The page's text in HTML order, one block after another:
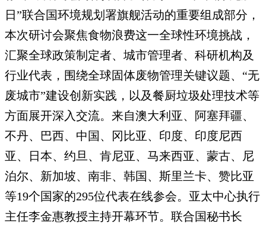
日”联合国环境规划署旗舰活动的重要组成部分，
本次研讨会聚焦食物浪费这一全球性环境挑战，
汇聚全球政策制定者、城市管理者、科研机构及
行业代表，围绕全球固体废物管理关键议题、“无
废城市”建设创新实践，以及餐厨垃圾处理技术等
方面展开深入交流。来自澳大利亚、阿塞拜疆、
不丹、巴西、中国、冈比亚、印度、印度尼西
亚、日本、约旦、肯尼亚、马来西亚、蒙古、尼
泊尔、新加坡、南非、韩国、斯里兰卡、赞比亚
等19个国家的295位代表在线参会。亚太中心执行
主任李金惠教授主持开幕环节。联合国秘书长